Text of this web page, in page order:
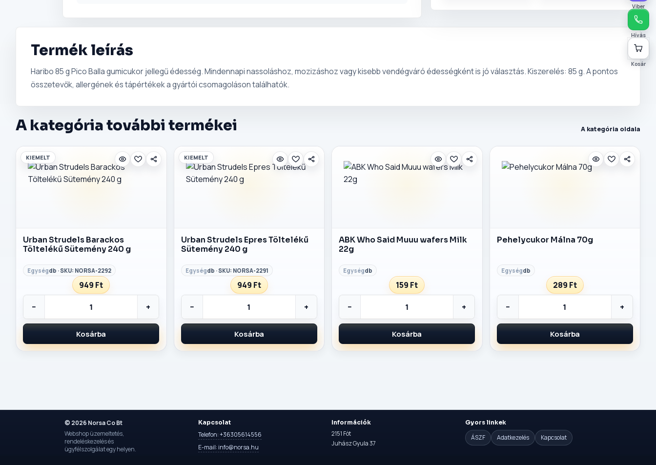
Termék leírás
Haribo 85 g Pico Balla gumicukor jellegű édesség. Mindennapi nassoláshoz, mozizáshoz vagy kisebb vendégváró édességként is jó választás. Kiszerelés: 85 g. A pontos
összetevők, allergének és tápértékek a gyártói csomagoláson találhatók.
A kategória további termékei A kategória oldala
KIEMELT
Urban Strudels Barackos
Töltelékű Sütemény 240 g
db · SKU: NORSA-2292
949 Ft
− +
Kosárba
KIEMELT
Urban Strudels Epres Töltelékű
Sütemény 240 g
db · SKU: NORSA-2291
949 Ft
− +
Kosárba
ABK Who Said Muuu wafers Milk
22g
db
159 Ft
− +
Kosárba
Pehelycukor Málna 70g
db
289 Ft
− +
Kosárba
© 2026 Norsa Co Bt
Webshop üzemeltetés,
rendeléskezelés és
ügyfélszolgálat egy helyen.
Kapcsolat
Telefon: +36305614556
E-mail: info@norsa.hu
Információk
2151 Fót
Juhász Gyula 37
Gyors linkek
ÁSZF Adatkezelés Kapcsolat
Viber
Hívás
Kosár